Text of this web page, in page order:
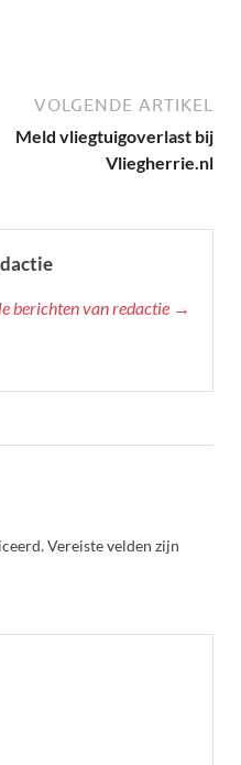
VOLGENDE ARTIKEL
Meld vliegtuigoverlast bij
Vliegherrie.nl
berichten van redactie →
Vereiste velden zijn